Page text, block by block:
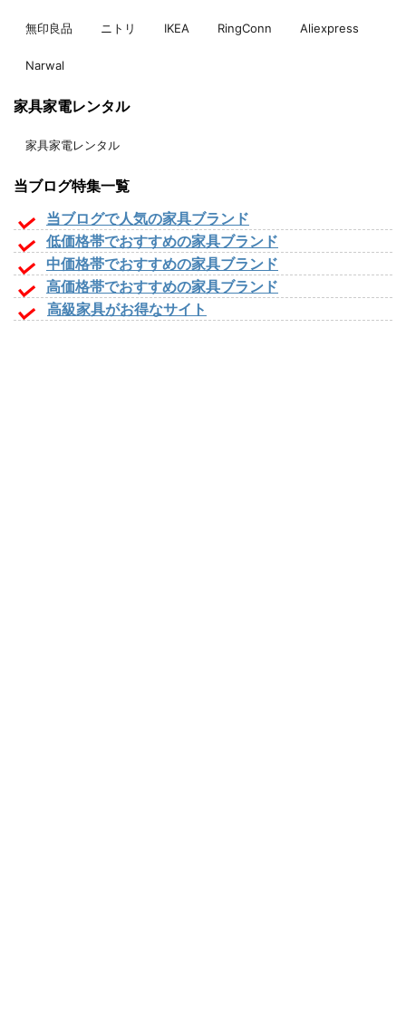
無印良品 ニトリ IKEA RingConn Aliexpress
Narwal
家具家電レンタル
家具家電レンタル
当ブログ特集一覧
当ブログで人気の家具ブランド
低価格帯でおすすめの家具ブランド
中価格帯でおすすめの家具ブランド
高価格帯でおすすめの家具ブランド
高級家具がお得なサイト